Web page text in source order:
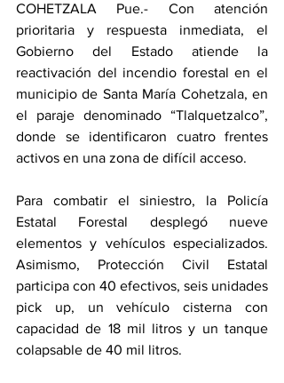
COHETZALA Pue.- Con atención
prioritaria y respuesta inmediata, el
Gobierno del Estado atiende la
reactivación del incendio forestal en el
municipio de Santa María Cohetzala, en
el paraje denominado “Tlalquetzalco”,
donde se identificaron cuatro frentes
activos en una zona de difícil acceso.
Para combatir el siniestro, la Policía
Estatal Forestal desplegó nueve
elementos y vehículos especializados.
Asimismo, Protección Civil Estatal
participa con 40 efectivos, seis unidades
pick up, un vehículo cisterna con
capacidad de 18 mil litros y un tanque
colapsable de 40 mil litros.